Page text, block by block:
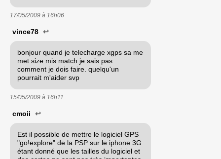
17/05/2009 à 16h06
vince78 ↩
bonjour quand je telecharge xgps sa me
met size mis match je sais pas
comment je dois faire. quelqu'un
pourrait m'aider svp
15/05/2009 à 16h11
cmoii ↩
Est il possible de mettre le logiciel GPS
"go!explore" de la PSP sur le iphone 3G
étant donné que les tailles du logiciel et